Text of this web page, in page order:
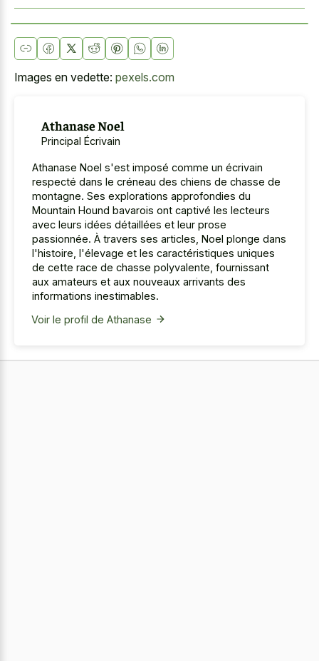
Images en vedette: pexels.com
Athanase Noel
Principal Écrivain
Athanase Noel s'est imposé comme un écrivain
respecté dans le créneau des chiens de chasse de
montagne. Ses explorations approfondies du
Mountain Hound bavarois ont captivé les lecteurs
avec leurs idées détaillées et leur prose
passionnée. À travers ses articles, Noel plonge dans
l'histoire, l'élevage et les caractéristiques uniques
de cette race de chasse polyvalente, fournissant
aux amateurs et aux nouveaux arrivants des
informations inestimables.
Voir le profil de Athanase